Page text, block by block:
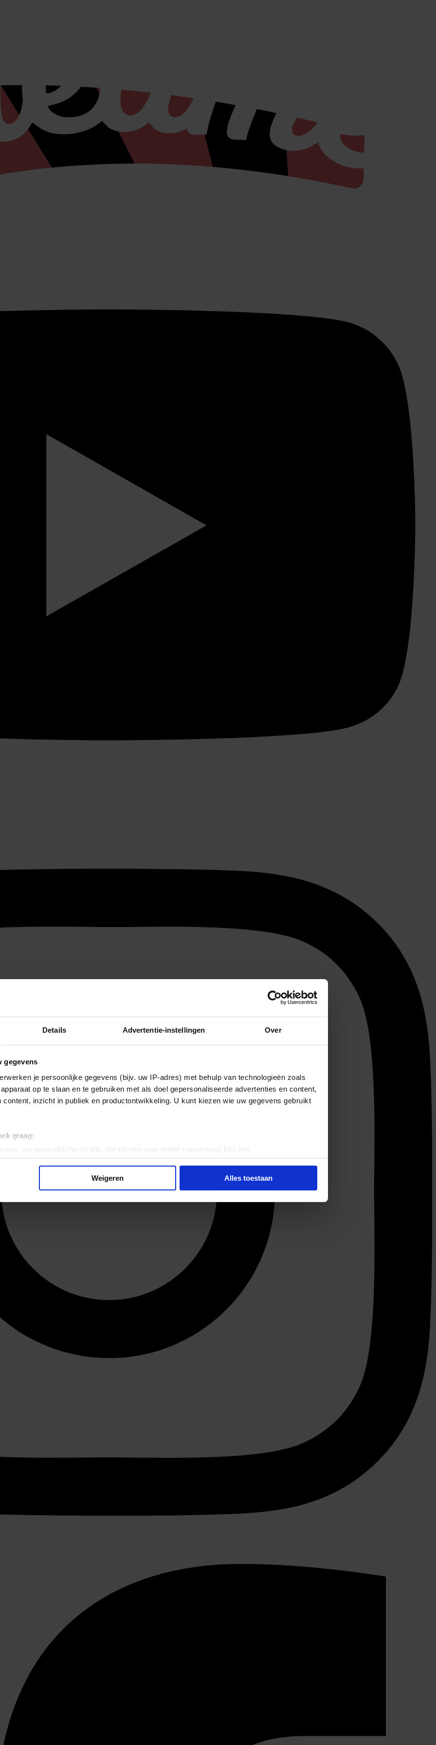
Details Advertentie-instellingen Over
gegevens
je persoonlijke gegevens (bijv. uw IP-adres) met behulp van technologieën zoals
op te slaan en te gebruiken met als doel gepersonaliseerde advertenties en content,
content, inzicht in publiek en productontwikkeling. U kunt kiezen wie uw gegevens gebruikt
graag:
over uw geografische locatie, die tot een paar meter nauwkeurig kan zijn
door het actief te scannen op specifieke eigenschappen (fingerprinting)
gegevens worden verwerkt en stel uw voorkeuren in het
detailgedeelte
en advertenties te personaliseren, om functies voor social media te bieden en om ons
Ook delen we informatie over uw gebruik van onze site met onze partners voor social
Deze partners kunnen deze gegevens combineren met andere informatie die u aan ze heeft
op basis van uw gebruik van hun services.
Weigeren Alles toestaan